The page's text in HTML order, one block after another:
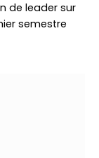
de leader sur
semestre